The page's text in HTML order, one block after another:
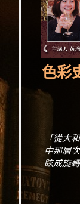
色彩
「從大
中那層
眩成旋